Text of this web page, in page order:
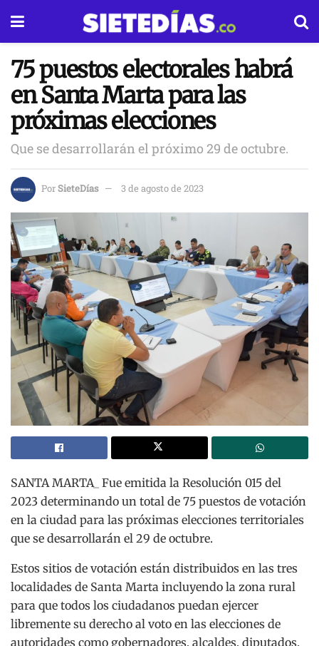
75 puestos electorales habrá
en Santa Marta para las
próximas elecciones
Que se desarrollarán el próximo 29 de octubre.
PorSieteDías 3 de agosto de 2023
SANTA MARTA_ Fue emitida la Resolución 015 del
2023 determinando un total de 75 puestos de votación
en la ciudad para las próximas elecciones territoriales
que se desarrollarán el 29 de octubre.
Estos sitios de votación están distribuidos en las tres
localidades de Santa Marta incluyendo la zona rural
para que todos los ciudadanos puedan ejercer
libremente su derecho al voto en las elecciones de
autoridades como gobernadores, alcaldes, diputados,